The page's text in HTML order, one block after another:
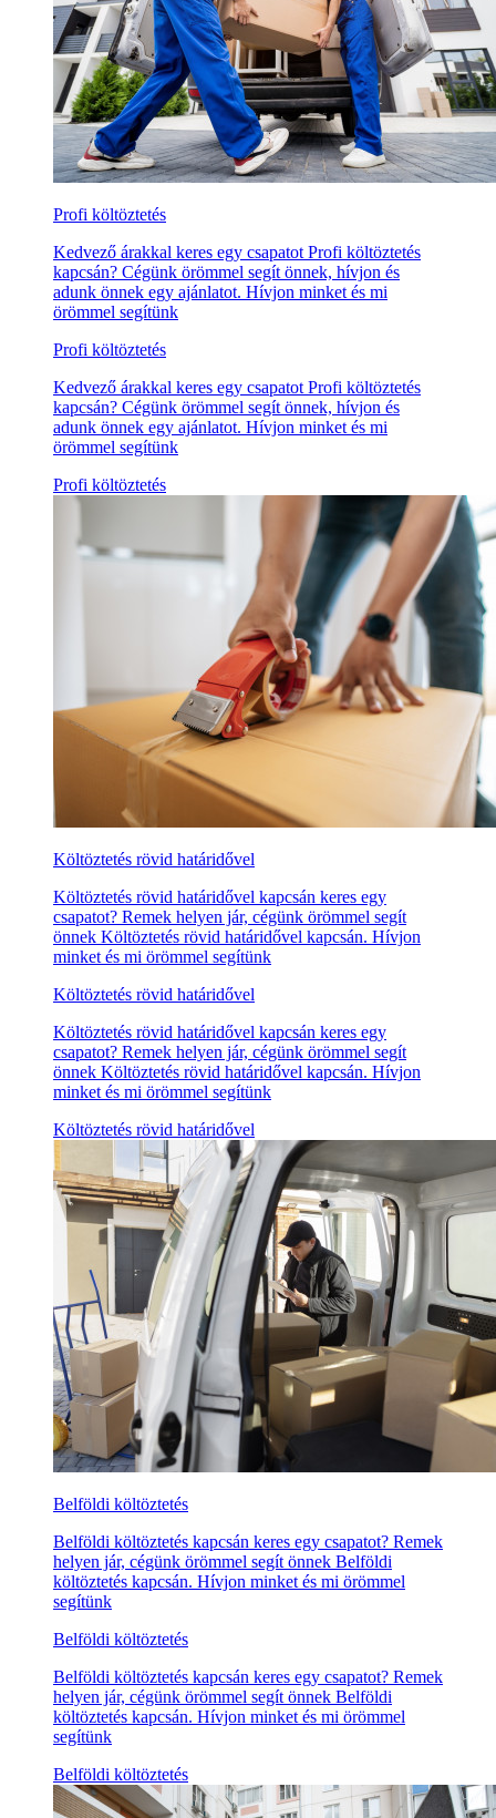
Profi költöztetés
Kedvező árakkal keres egy csapatot Profi költöztetés
kapcsán? Cégünk örömmel segít önnek, hívjon és
adunk önnek egy ajánlatot. Hívjon minket és mi
örömmel segítünk
Profi költöztetés
Kedvező árakkal keres egy csapatot Profi költöztetés
kapcsán? Cégünk örömmel segít önnek, hívjon és
adunk önnek egy ajánlatot. Hívjon minket és mi
örömmel segítünk
Profi költöztetés
Költöztetés rövid határidővel
Költöztetés rövid határidővel kapcsán keres egy
csapatot? Remek helyen jár, cégünk örömmel segít
önnek Költöztetés rövid határidővel kapcsán. Hívjon
minket és mi örömmel segítünk
Költöztetés rövid határidővel
Költöztetés rövid határidővel kapcsán keres egy
csapatot? Remek helyen jár, cégünk örömmel segít
önnek Költöztetés rövid határidővel kapcsán. Hívjon
minket és mi örömmel segítünk
Költöztetés rövid határidővel
Belföldi költöztetés
Belföldi költöztetés kapcsán keres egy csapatot? Remek
helyen jár, cégünk örömmel segít önnek Belföldi
költöztetés kapcsán. Hívjon minket és mi örömmel
segítünk
Belföldi költöztetés
Belföldi költöztetés kapcsán keres egy csapatot? Remek
helyen jár, cégünk örömmel segít önnek Belföldi
költöztetés kapcsán. Hívjon minket és mi örömmel
segítünk
Belföldi költöztetés